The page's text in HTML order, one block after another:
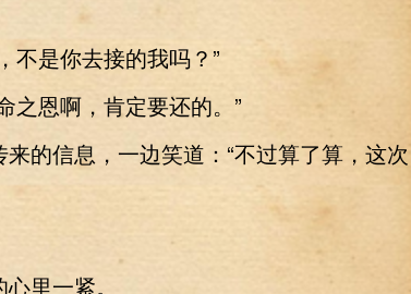
是你去接的我吗？”
恩啊，肯定要还的。”
信息，一边笑道：“不过算了算，这次
里一紧。